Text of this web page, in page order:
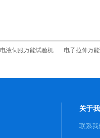
电液伺服万能试验机
电子拉伸万
关于
联系我